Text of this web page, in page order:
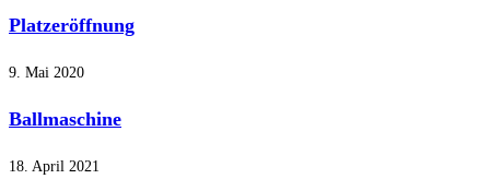
Platzeröffnung
9. Mai 2020
Ballmaschine
18. April 2021